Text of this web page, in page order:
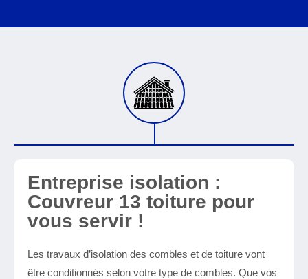
Entreprise isolation :
Couvreur 13 toiture pour
vous servir !
Les travaux d’isolation des combles et de toiture vont
être conditionnés selon votre type de combles. Que vos